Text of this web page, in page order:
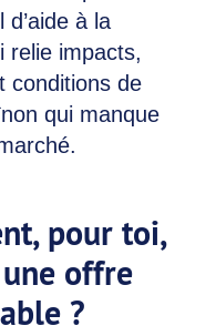
d’aide à la
relie impacts,
conditions de
qui manque
pour toi,
offre
?